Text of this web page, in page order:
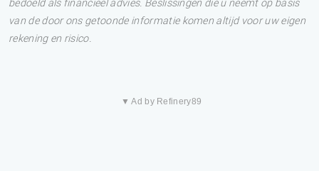
bedoeld als financieel advies. Beslissingen die u neemt op basis
van de door ons getoonde informatie komen altijd voor uw eigen
rekening en risico.
▼ Ad by Refinery89